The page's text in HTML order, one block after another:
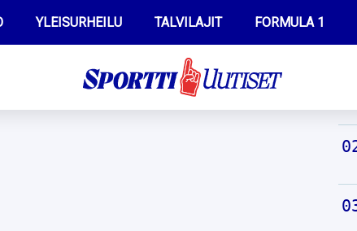
YLEISURHEILU TALVILAJIT FORMULA 1